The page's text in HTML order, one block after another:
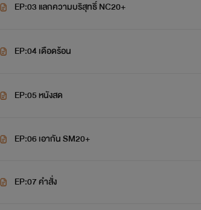
EP:03 แลกความบริสุทธิ์ NC20+
EP:04 เดือดร้อน
EP:05 หนังสด
EP:06 เอากัน SM20+
EP:07 คำสั่ง